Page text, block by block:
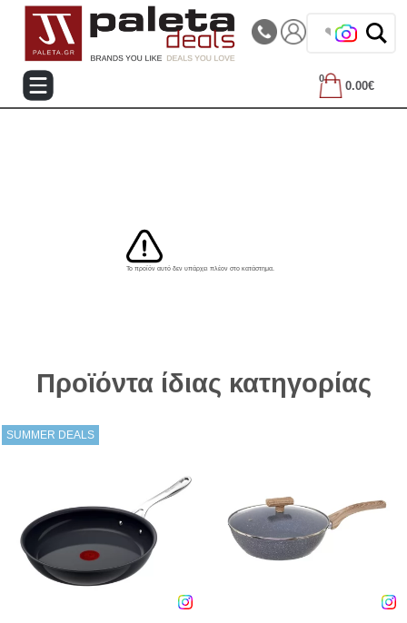
Τηλεφωνικές Παραγγελίες: 2105714144 |||
❤️ Β
0
0.00€
Το προϊόν αυτό δεν υπάρχει πλέον στο κατάστημα.
Προϊόντα ίδιας κατηγορίας
SUMMER DEALS